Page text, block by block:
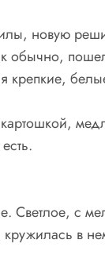
новую
обычно,
крепкие,
Светлое, с
в